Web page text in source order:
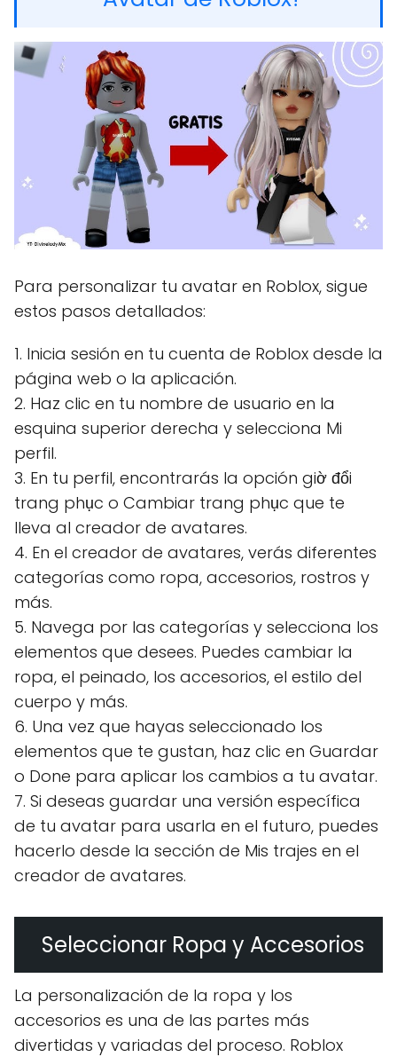
Para personalizar tu avatar en Roblox, sigue
estos pasos detallados:
1. Inicia sesión en tu cuenta de Roblox desde la
página web o la aplicación.
2. Haz clic en tu nombre de usuario en la
esquina superior derecha y selecciona Mi
perfil.
3. En tu perfil, encontrarás la opción giờ đổi
trang phục o Cambiar trang phục que te
lleva al creador de avatares.
4. En el creador de avatares, verás diferentes
categorías como ropa, accesorios, rostros y
más.
5. Navega por las categorías y selecciona los
elementos que desees. Puedes cambiar la
ropa, el peinado, los accesorios, el estilo del
cuerpo y más.
6. Una vez que hayas seleccionado los
elementos que te gustan, haz clic en Guardar
o Done para aplicar los cambios a tu avatar.
7. Si deseas guardar una versión específica
de tu avatar para usarla en el futuro, puedes
hacerlo desde la sección de Mis trajes en el
creador de avatares.
Seleccionar Ropa y Accesorios
La personalización de la ropa y los
accesorios es una de las partes más
divertidas y variadas del proceso. Roblox